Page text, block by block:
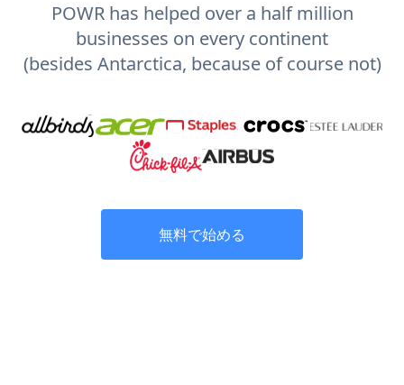
POWR has helped over a half million
businesses on every continent
(besides Antarctica, because of course not)
無料で始める